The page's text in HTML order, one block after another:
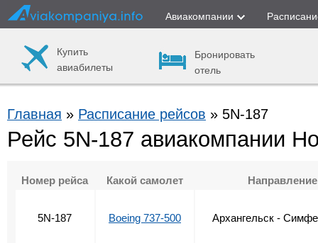
Авиакомпании
Купить
авиабилеты
Бронировать
отель
Главная » Расписание рейсов » 5N-187
Рейс 5N-187 авиакомпании
Номер рейса Какой самолет Направление
5N-187 Boeing 737-500 Архангельск -